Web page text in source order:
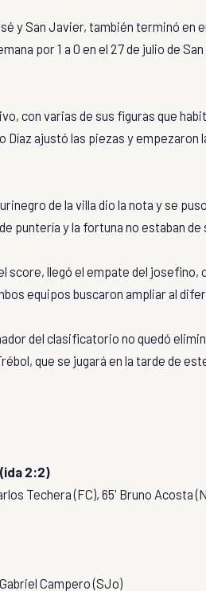
y San Javier, también terminó en
por 1 a 0 en el 27 de julio de
con varias de sus figuras que
Díaz ajustó las piezas y empezaron
de la villa dio la nota y se
puntería y la fortuna no estaban de
score, llegó el empate del josefino,
equipos buscaron ampliar al
del clasificatorio no quedó
que se jugará en la tarde de
(ida 2:2)
Techera (FC), 65' Bruno Acosta
Campero (SJo)